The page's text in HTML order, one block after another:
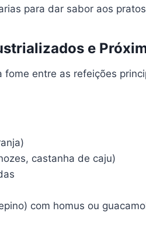
para dar sabor aos
e
fome entre as refeições
castanha de caju)
com homus ou